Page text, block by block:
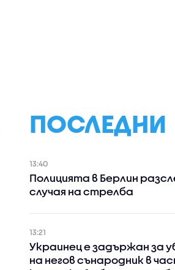
ПОСЛЕДНИ
13:40
Полицията в Берлин
случая на стрелба
13:21
Украинец е задържан за
на негов сънародник в